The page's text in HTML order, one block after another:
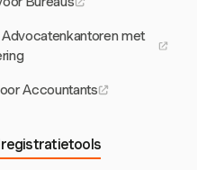
met
Accountants